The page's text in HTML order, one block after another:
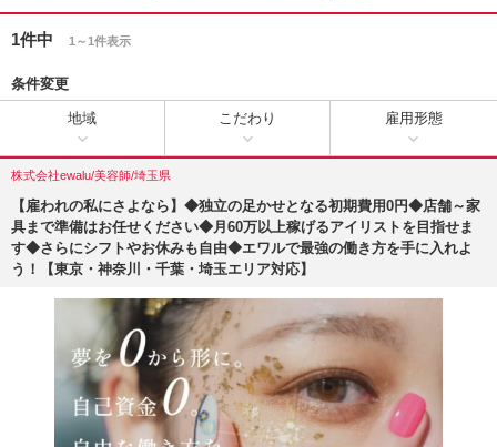
1件中 1～1件表示
条件変更
地域 こだわり 雇用形態
株式会社ewalu/美容師/埼玉県
【雇われの私にさよなら】◆独立の足かせとなる初期費用0円◆店舗～家
具まで準備はお任せください◆月60万以上稼げるアイリストを目指せま
す◆さらにシフトやお休みも自由◆エワルで最強の働き方を手に入れよ
う！【東京・神奈川・千葉・埼玉エリア対応】